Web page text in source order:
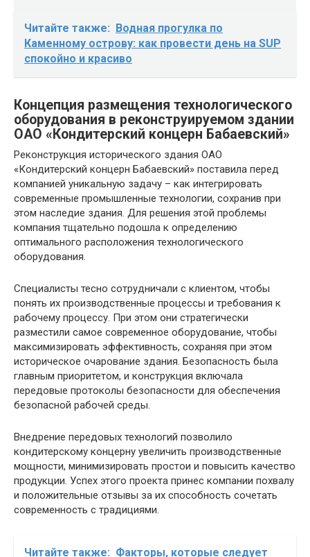
Читайте также: Водная прогулка по
Каменному острову: как провести день на SUP
спокойно и красиво
Концепция размещения технологического
оборудования в реконструируемом здании
ОАО «Кондитерский концерн Бабаевский»
Реконструкция исторического здания ОАО
«Кондитерский концерн Бабаевский» поставила перед
компанией уникальную задачу – как интегрировать
современные промышленные технологии, сохранив при
этом наследие здания. Для решения этой проблемы
компания тщательно подошла к определению
оптимального расположения технологического
оборудования.
Специалисты тесно сотрудничали с клиентом, чтобы
понять их производственные процессы и требования к
рабочему процессу. При этом они стратегически
разместили самое современное оборудование, чтобы
максимизировать эффективность, сохраняя при этом
историческое очарование здания. Безопасность была
главным приоритетом, и конструкция включала
передовые протоколы безопасности для обеспечения
безопасной рабочей среды.
Внедрение передовых технологий позволило
кондитерскому концерну увеличить производственные
мощности, минимизировать простои и повысить качество
продукции. Успех этого проекта принес компании похвалу
и положительные отзывы за их способность сочетать
современность с традициями.
Читайте также: Факторы, которые следует